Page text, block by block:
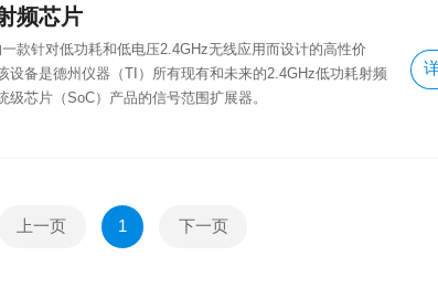
频芯片
款针对低功耗和低电压2.4GHz无线应用而设计的高性价
设备是德州仪器（TI）所有现有和未来的2.4GHz低功耗射频
级芯片（SoC）产品的信号范围扩展器。
上一页 1 下一页